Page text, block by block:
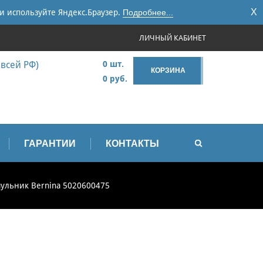
Яндекс.Браузер. Подробнее... X
ЛИЧНЫЙ КАБИНЕТ
всей РФ)
КОРЗИНА
0 шт.
0 руб.
ГАРАНТИИ КОНТАКТЫ
Bernina 5020600475